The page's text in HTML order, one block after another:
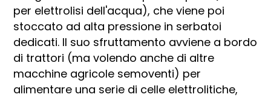
per elettrolisi dell'acqua), che viene poi
stoccato ad alta pressione in serbatoi
dedicati. Il suo sfruttamento avviene a bordo
di trattori (ma volendo anche di altre
macchine agricole semoventi) per
alimentare una serie di celle elettrolitiche,